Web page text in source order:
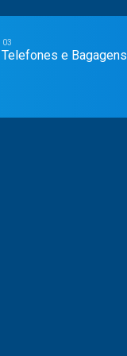
Telefones e Bagagens